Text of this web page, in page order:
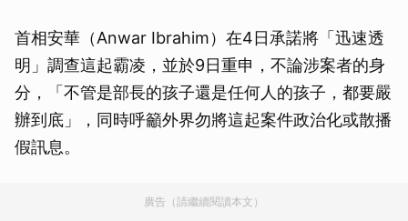
首相安華（Anwar Ibrahim）在4日承諾將「迅速透
明」調查這起霸凌，並於9日重申，不論涉案者的身
分，「不管是部長的孩子還是任何人的孩子，都要嚴
辦到底」，同時呼籲外界勿將這起案件政治化或散播
假訊息。
廣告（請繼續閱讀本文）